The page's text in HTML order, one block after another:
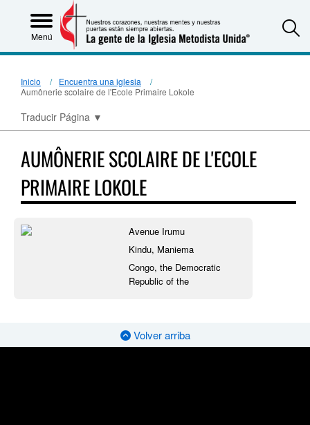
Menú
Inicio
Encuentra una iglesia
Aumônerie scolaire de l'Ecole Primaire Lokole
Traducir Página ▼
AUMÔNERIE SCOLAIRE DE L'ECOLE
PRIMAIRE LOKOLE
Avenue Irumu
Kindu, Maniema
Congo, the Democratic
Republic of the
Volver arriba